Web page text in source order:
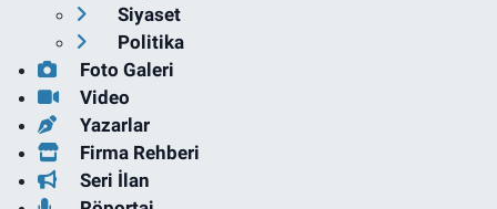
Siyaset
Politika
Foto Galeri
Video
Yazarlar
Firma Rehberi
Seri İlan